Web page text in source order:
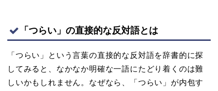
「つらい」の直接的な反対語とは
「つらい」という言葉の直接的な反対語を辞書的に探
してみると、なかなか明確な一語にたどり着くのは難
しいかもしれません。なぜなら、「つらい」が内包す